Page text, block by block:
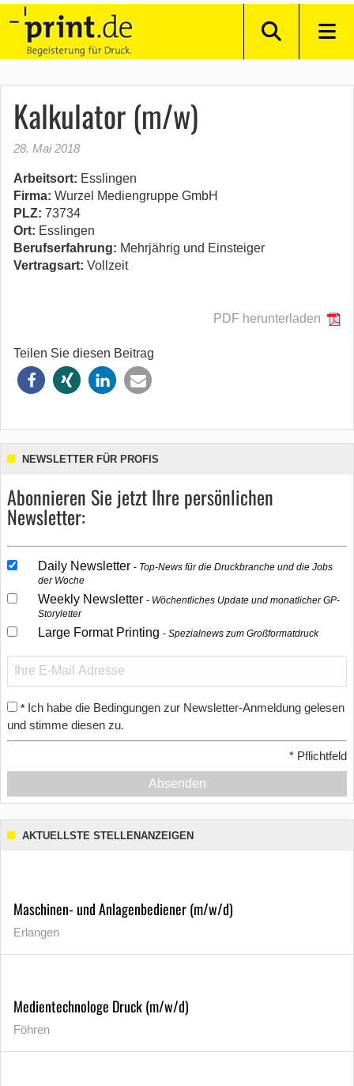
Kalkulator (m/w)
28. Mai 2018
Arbeitsort: Esslingen
Firma: Wurzel Mediengruppe GmbH
PLZ: 73734
Ort: Esslingen
Berufserfahrung: Mehrjährig und Einsteiger
Vertragsart: Vollzeit
PDF herunterladen
Teilen Sie diesen Beitrag
NEWSLETTER FÜR PROFIS
Abonnieren Sie jetzt Ihre persönlichen
Newsletter:
Daily Newsletter
Top-News für die Druckbranche und die Jobs
der Woche
Weekly Newsletter
Wöchentliches Update und monatlicher GP-
Storyletter
Large Format Printing Spezialnews zum Großformatdruck
* Ich habe die Bedingungen zur Newsletter-Anmeldung gelesen
und stimme diesen zu.
* Pflichtfeld
Absenden
AKTUELLSTE STELLENANZEIGEN
Maschinen- und Anlagenbediener (m/w/d)
Erlangen
Medientechnologe Druck (m/w/d)
Föhren